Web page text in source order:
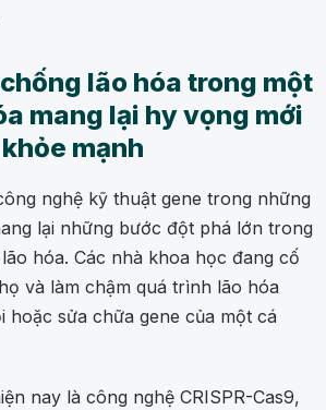
lão hóa trong một
mang lại hy vọng mới
mạnh
nghệ kỹ thuật gene trong những
lại những bước đột phá lớn trong
hóa. Các nhà khoa học đang cố
và làm chậm quá trình lão hóa
hoặc sửa chữa gene của một cá
nay là công nghệ CRISPR-Cas9,